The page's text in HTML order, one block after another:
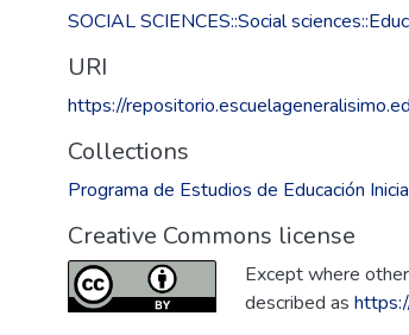
SOCIAL SCIENCES::Social
URI
https://
Collections
Programa de Estudios de Educación
Creative Commons license
Except where
described as